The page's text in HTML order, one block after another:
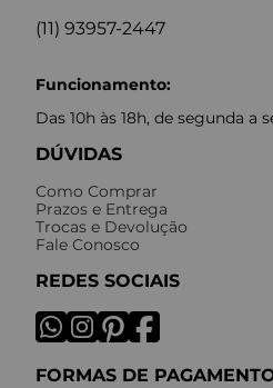
(11) 93957-2447
Funcionamento:
Das 10h às 18h, de segunda a
DÚVIDAS
Como Comprar
Prazos e Entrega
Trocas e Devolução
Fale Conosco
REDES SOCIAIS
FORMAS DE